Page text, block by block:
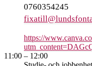
0760354245
https://
11:00 – 12:00